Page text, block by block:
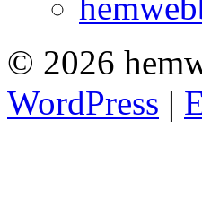
© 2026
WordPress |